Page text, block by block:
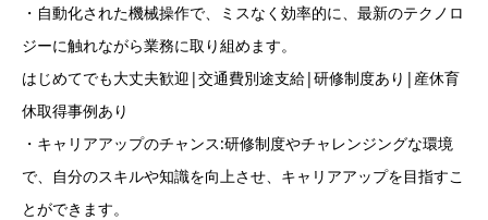
・自動化された機械操作で、ミスなく効率的に、最新のテクノロ
ジーに触れながら業務に取り組めます。
はじめてでも大丈夫歓迎|交通費別途支給|研修制度あり|産休育
休取得事例あり
・キャリアアップのチャンス:研修制度やチャレンジングな環境
で、自分のスキルや知識を向上させ、キャリアアップを目指すこ
とができます。